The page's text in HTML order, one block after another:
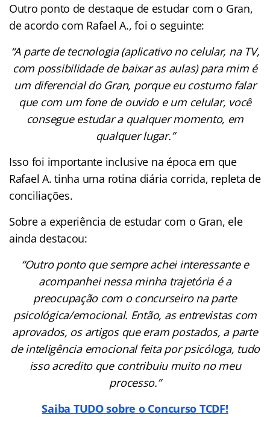
Outro ponto de destaque de estudar com o Gran,
de acordo com Rafael A., foi o seguinte:
“A parte de tecnologia (aplicativo no celular, na TV,
com possibilidade de baixar as aulas) para mim é
um diferencial do Gran, porque eu costumo falar
que com um fone de ouvido e um celular, você
consegue estudar a qualquer momento, em
qualquer lugar.”
Isso foi importante inclusive na época em que
Rafael A. tinha uma rotina diária corrida, repleta de
conciliações.
Sobre a experiência de estudar com o Gran, ele
ainda destacou:
“Outro ponto que sempre achei interessante e
acompanhei nessa minha trajetória é a
preocupação com o concurseiro na parte
psicológica/emocional. Então, as entrevistas com
aprovados, os artigos que eram postados, a parte
de inteligência emocional feita por psicóloga, tudo
isso acredito que contribuiu muito no meu
processo.”
Saiba TUDO sobre o Concurso TCDF!